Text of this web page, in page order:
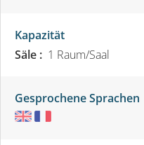
Kapazität
Säle : 1 Raum/Saal
Gesprochene Sprachen